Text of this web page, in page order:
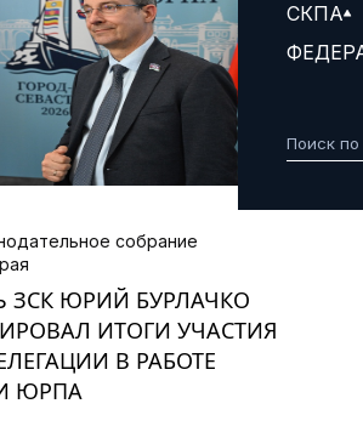
СКПА
собрание
ЗСК ЮРИЙ БУРЛАЧКО
ИТОГИ УЧАСТИЯ
В РАБОТЕ
ЮРПА